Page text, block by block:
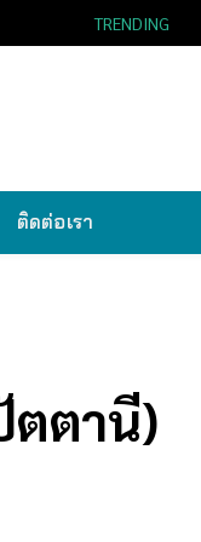
TRENDING
ติดต่อเรา
ตตานี)